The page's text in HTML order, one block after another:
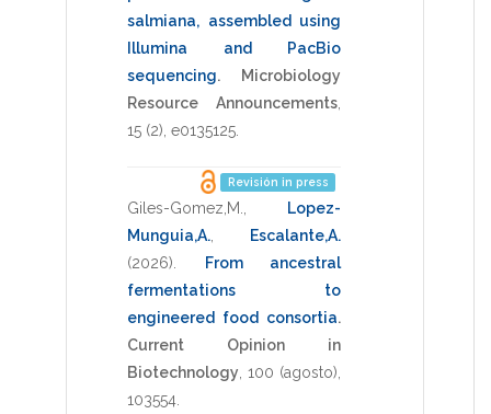
salmiana, assembled using
Illumina and PacBio
sequencing.
Microbiology
Resource Announcements
15 (2), e0135125
Revisión in press
Giles-Gomez,M.
Lopez-
Munguia,A.
Escalante,A.
(2026)
From ancestral
fermentations to
engineered food consortia.
Current Opinion in
Biotechnology 100 (agosto),
103554